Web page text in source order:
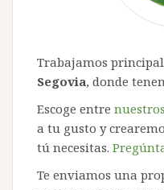
Trabajamos
Segovia, donde
Escoge entre
a tu gusto y
tú necesitas.
Te enviamos una